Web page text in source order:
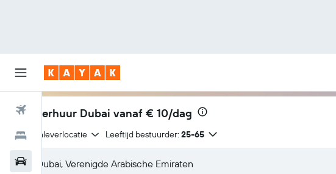
Vliegtickets
Hotels
Huurauto's
Autoverhuur Dubai vanaf € 10/dag
Zelfde inleverlocatie Leeftijd bestuurder: 25-65